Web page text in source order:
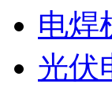
电焊
光伏